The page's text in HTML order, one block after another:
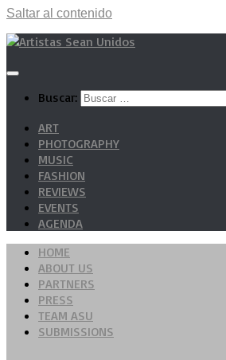
Saltar al contenido
Buscar:
ART
PHOTOGRAPHY
MUSIC
FASHION
REVIEWS
EVENTS
AGENDA
HOME
ABOUT US
PARTNERS
PRESS
TEAM ASU
SUBMISSIONS